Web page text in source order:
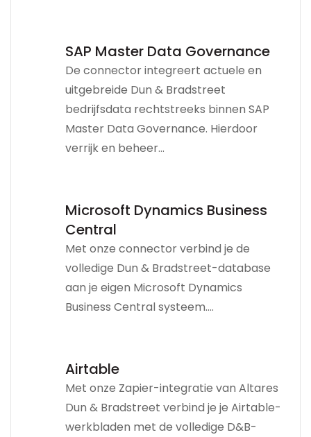
SAP Master Data Governance
De connector integreert actuele en
uitgebreide Dun & Bradstreet
bedrijfsdata rechtstreeks binnen SAP
Master Data Governance. Hierdoor
verrijk en beheer...
Microsoft Dynamics Business
Central
Met onze connector verbind je de
volledige Dun & Bradstreet-database
aan je eigen Microsoft Dynamics
Business Central systeem....
Airtable
Met onze Zapier-integratie van Altares
Dun & Bradstreet verbind je je Airtable-
werkbladen met de volledige D&B-